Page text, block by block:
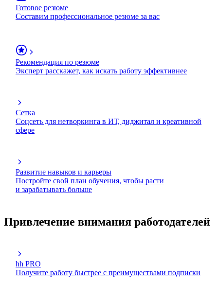
Готовое резюме
Составим профессиональное резюме за вас
Рекомендация по резюме
Эксперт расскажет, как искать работу эффективнее
Сетка
Соцсеть для нетворкинга в ИТ, диджитал и креативной
сфере
Развитие навыков и карьеры
Постройте свой план обучения, чтобы расти
и зарабатывать больше
Привлечение внимания работодателей
hh PRO
Получите работу быстрее с преимуществами подписки